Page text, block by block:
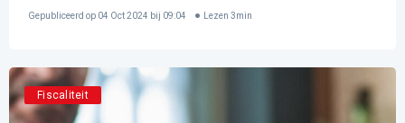
Gepubliceerd op 04 Oct 2024 bij 09:04 Lezen 3min
Fiscaliteit